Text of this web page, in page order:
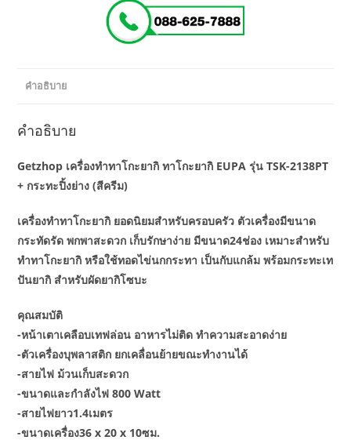
คำอธิบาย
คำอธิบาย
Getzhop เครื่องทำทาโกะยากิ ทาโกะยากิ EUPA รุ่น TSK-2138PT
+ กระทะปิ้งย่าง (สีครีม)
เครื่องทำทาโกะยากิ ยอดนิยมสำหรับครอบครัว ตัวเครื่องมีขนาด
กระทัดรัด พกพาสะดวก เก็บรักษาง่าย มีขนาด24ช่อง เหมาะสำหรับ
ทำทาโกะยากิ หรือใช้ทอดไข่นกกระทา เป็นกับแกล้ม พร้อมกระทะเท
ปันยากิ สำหรับผัดยากิโซบะ
คุณสมบัติ
-หน้าเตาเคลือบเทฟล่อน อาหารไม่ติด ทำความสะอาดง่าย
-ตัวเครื่องบุพลาสติก ยกเคลื่อนย้ายขณะทำงานได้
-สายไฟ ม้วนเก็บสะดวก
-ขนาดและกำลังไฟ 800 Watt
-สายไฟยาว1.4เมตร
-ขนาดเครื่อง36 x 20 x 10ซม.